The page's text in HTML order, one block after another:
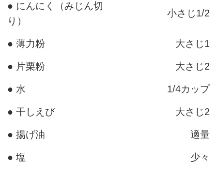
● にんにく（みじん切
り）
小さじ1/2
● 薄力粉 大さじ1
● 片栗粉 大さじ2
● 水 1/4カップ
● 干しえび 大さじ2
● 揚げ油 適量
● 塩 少々